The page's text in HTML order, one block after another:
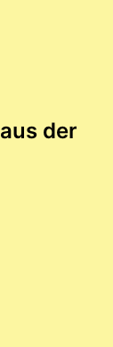
der